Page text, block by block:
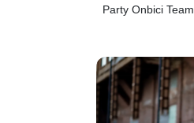
Party Onbici Team